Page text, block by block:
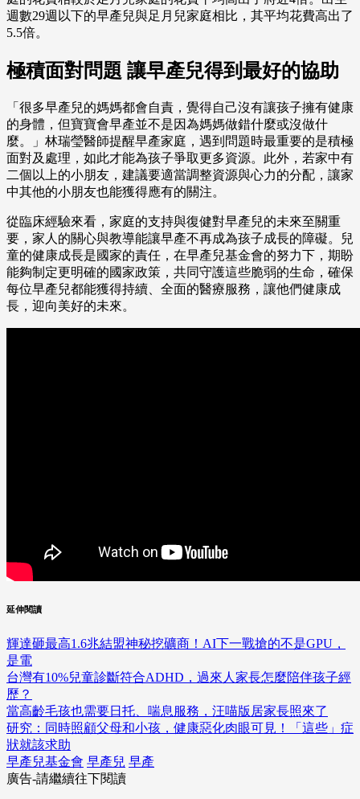
週數29週以下的早產兒與足月兒家庭相比，其平均花費高出了
5.5倍。
極積面對問題 讓早產兒得到最好的協助
「很多早產兒的媽媽都會自責，覺得自己沒有讓孩子擁有健康
的身體，但寶寶會早產並不是因為媽媽做錯什麼或沒做什
麼。」林瑞瑩醫師提醒早產家庭，遇到問題時最重要的是積極
面對及處理，如此才能為孩子爭取更多資源。此外，若家中有
二個以上的小朋友，建議要適當調整資源與心力的分配，讓家
中其他的小朋友也能獲得應有的關注。
從臨床經驗來看，家庭的支持與復健對早產兒的未來至關重
要，家人的關心與教導能讓早產不再成為孩子成長的障礙。兒
童的健康成長是國家的責任，在早產兒基金會的努力下，期盼
能夠制定更明確的國家政策，共同守護這些脆弱的生命，確保
每位早產兒都能獲得持續、全面的醫療服務，讓他們健康成
長，迎向美好的未來。
延伸閱讀
輝達砸最高1.6兆結盟神秘挖礦商！AI下一戰搶的不是GPU，
是電
台灣有10%兒童診斷符合ADHD，過來人家長怎麼陪伴孩子經
歷？
當高齡毛孩也需要日托、喘息服務，汪喵版居家長照來了
研究：同時照顧父母和小孩，健康惡化肉眼可見！「這些」症
狀就該求助
早產兒基金會 早產兒 早產
廣告-請繼續往下閱讀